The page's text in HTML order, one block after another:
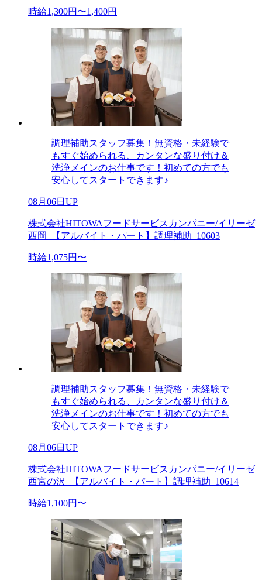
時給1,300円〜1,400円
調理補助スタッフ募集！無資格・未経験で
もすぐ始められる、カンタンな盛り付け＆
洗浄メインのお仕事です！初めての方でも
安心してスタートできます♪
08月06日UP
株式会社HITOWAフードサービスカンパニー/イリーゼ
西岡_【アルバイト・パート】調理補助_10603
時給1,075円〜
調理補助スタッフ募集！無資格・未経験で
もすぐ始められる、カンタンな盛り付け＆
洗浄メインのお仕事です！初めての方でも
安心してスタートできます♪
08月06日UP
株式会社HITOWAフードサービスカンパニー/イリーゼ
西宮の沢_【アルバイト・パート】調理補助_10614
時給1,100円〜